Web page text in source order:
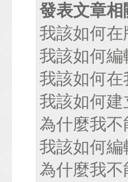
發表文章相
我該如何在
我該如何
我該如何
我該如何建
為什麼我
我該如何
為什麼我不